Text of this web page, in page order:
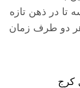
تا در ذهن تازه
دو طرف زمان
کرج